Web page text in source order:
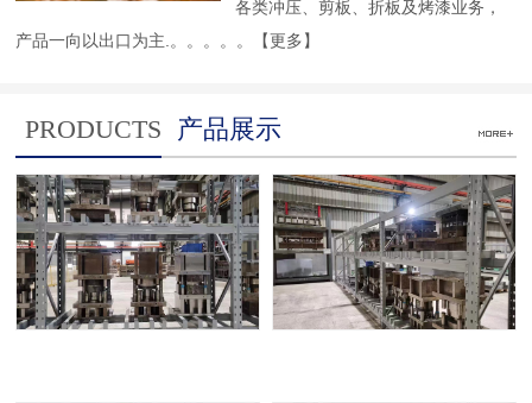
各类冲压、剪板、折板及烤漆业务，
产品一向以出口为主.。。。。。
【更多】
PRODUCTS 产品展示